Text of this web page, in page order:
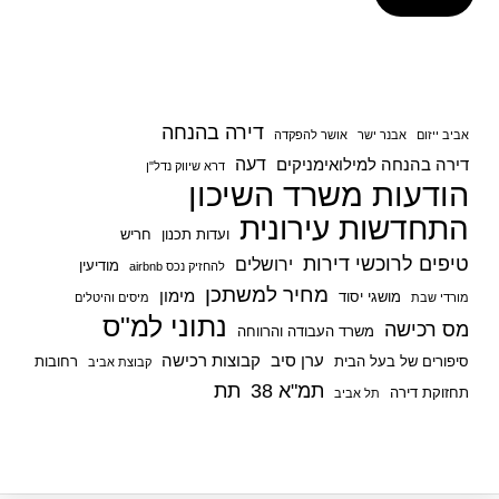
אביב ייזום אבנר ישר אושר להפקדה דירה בהנחה
דירה בהנחה למילואימניקים דעה דרא שיווק נדל"ן
הודעות משרד השיכון
התחדשות עירונית ועדות תכנון חריש
טיפים לרוכשי דירות ירושלים להחזיק נכס airbnb מודיעין
מורדי שבת מושגי יסוד מחיר למשתכן מימון מיסים והיטלים
מס רכישה משרד העבודה והרווחה נתוני למ"ס
סיפורים של בעל הבית ערן סיב קבוצות רכישה קבוצת אביב
רחובות
תחזוקת דירה
תל אביב תמ"א 38 תת